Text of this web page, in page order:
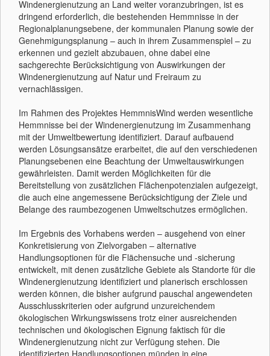
Windenergienutzung an Land weiter voranzubringen, ist es
dringend erforderlich, die bestehenden Hemmnisse in der
Regionalplanungsebene, der kommunalen Planung sowie der
Genehmigungsplanung – auch in ihrem Zusammenspiel – zu
erkennen und gezielt abzubauen, ohne dabei eine
sachgerechte Berücksichtigung von Auswirkungen der
Windenergienutzung auf Natur und Freiraum zu
vernachlässigen.
Im Rahmen des Projektes HemmnisWind werden wesentliche
Hemmnisse bei der Windenergienutzung im Zusammenhang
mit der Umweltbewertung identifiziert. Darauf aufbauend
werden Lösungsansätze erarbeitet, die auf den verschiedenen
Planungsebenen eine Beachtung der Umweltauswirkungen
gewährleisten. Damit werden Möglichkeiten für die
Bereitstellung von zusätzlichen Flächenpotenzialen aufgezeigt,
die auch eine angemessene Berücksichtigung der Ziele und
Belange des raumbezogenen Umweltschutzes ermöglichen.
Im Ergebnis des Vorhabens werden – ausgehend von einer
Konkretisierung von Zielvorgaben – alternative
Handlungsoptionen für die Flächensuche und -sicherung
entwickelt, mit denen zusätzliche Gebiete als Standorte für die
Windenergienutzung identifiziert und planerisch erschlossen
werden können, die bisher aufgrund pauschal angewendeten
Ausschlusskriterien oder aufgrund unzureichendem
ökologischen Wirkungswissens trotz einer ausreichenden
technischen und ökologischen Eignung faktisch für die
Windenergienutzung nicht zur Verfügung stehen. Die
identifizierten Handlungsoptionen münden in eine